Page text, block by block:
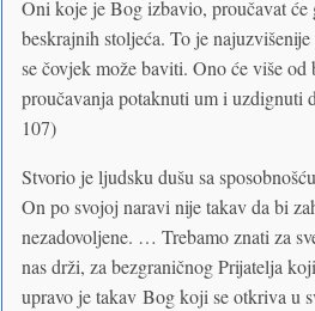
Oni koje je Bog izbavio, proučavat će
beskrajnih stoljeća. To je
se čovjek može baviti. Ono će više
proučavanja potaknuti um i uzdignuti
107)
Stvorio je ljudsku dušu sa
On po svojoj naravi nije takav da bi
nezadovoljene. … Trebamo znati za
nas drži, za bezgraničnog Prijatelja
upravo je takav Bog koji se otkriva u